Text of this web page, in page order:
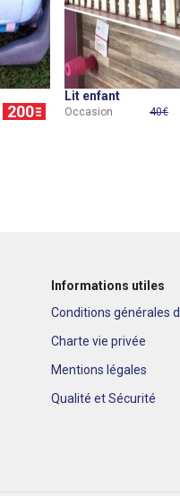
200
Lit enfant
Occasion 40€
Informations utiles
Conditions générales
Charte vie privée
Mentions légales
Qualité et Sécurité